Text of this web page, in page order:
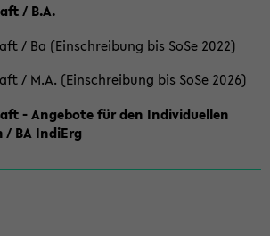
/ B.A.
/ Ba (Einschreibung bis SoSe 2022)
/ M.A. (Einschreibung bis SoSe 2026)
- Angebote für den Individuellen
/ BA IndiErg